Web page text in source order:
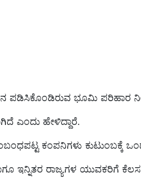
ಎಂದು ಹೇಳಿದ್ದಾರೆ.
ಕಂಪನಿಗಳು ಕುಟುಂಬಕ್ಕೆ
ಇನ್ನಿತರ ರಾಜ್ಯಗಳ ಯುವಕರಿಗೆ ಕೆಲಸ
ದೂರವಾಗುತ್ತಿದ್ದಾರೆ